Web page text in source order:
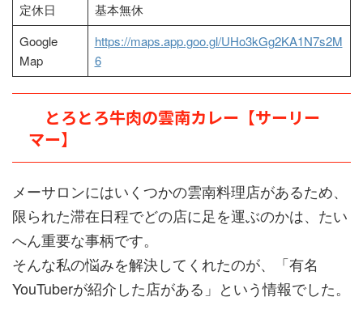
定休日
基本無休
Google
Map
https://maps.app.goo.gl/UHo3kGg2KA1N7s2M
6
とろとろ牛肉の雲南カレー【サーリー
マー】
メーサロンにはいくつかの雲南料理店があるため、
限られた滞在日程でどの店に足を運ぶのかは、たい
へん重要な事柄です。
そんな私の悩みを解決してくれたのが、「有名
YouTuberが紹介した店がある」という情報でした。